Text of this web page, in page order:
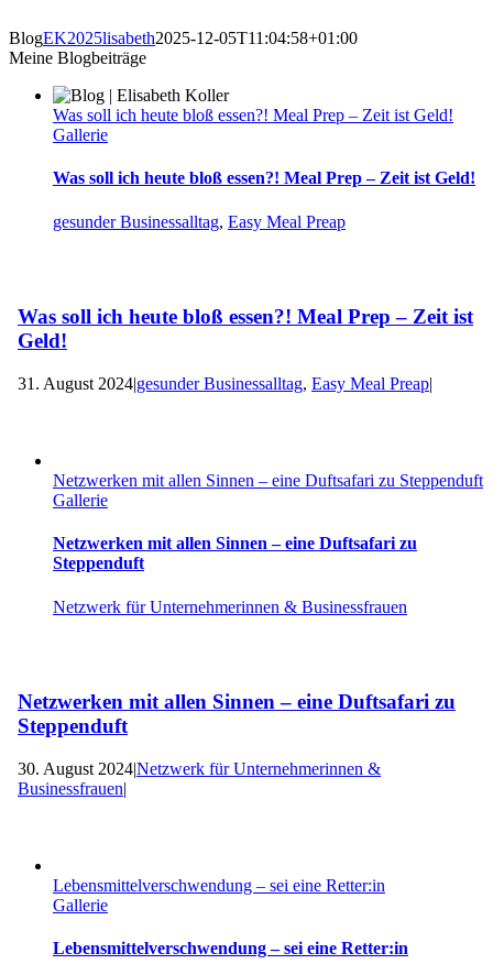
Inhalt
springen
BlogEK2025lisabeth2025-12-05T11:04:58+01:00
Meine Blogbeiträge
Was soll ich heute bloß essen?! Meal Prep – Zeit ist Geld!
Gallerie
Was soll ich heute bloß essen?! Meal Prep – Zeit ist Geld!
gesunder Businessalltag, Easy Meal Preap
Was soll ich heute bloß essen?! Meal Prep – Zeit ist
Geld!
31. August 2024|gesunder Businessalltag, Easy Meal Preap|
Netzwerken mit allen Sinnen – eine Duftsafari zu Steppenduft
Gallerie
Netzwerken mit allen Sinnen – eine Duftsafari zu
Steppenduft
Netzwerk für Unternehmerinnen & Businessfrauen
Netzwerken mit allen Sinnen – eine Duftsafari zu
Steppenduft
30. August 2024|Netzwerk für Unternehmerinnen &
Businessfrauen|
Lebensmittelverschwendung – sei eine Retter:in
Gallerie
Lebensmittelverschwendung – sei eine Retter:in